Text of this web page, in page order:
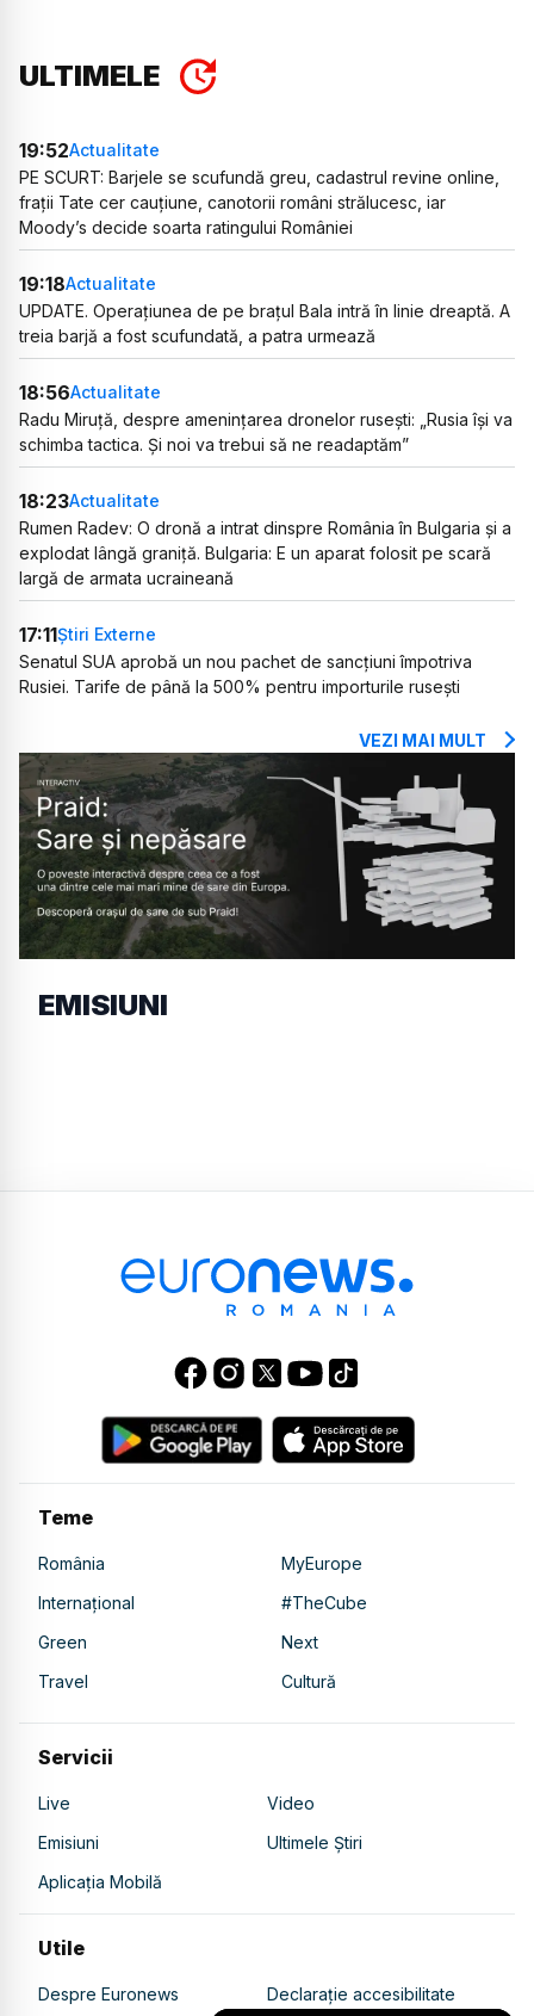
ULTIMELE
19:52Actualitate
PE SCURT: Barjele se scufundă greu, cadastrul revine online,
frații Tate cer cauțiune, canotorii români strălucesc, iar
Moody’s decide soarta ratingului României
19:18Actualitate
UPDATE. Operațiunea de pe brațul Bala intră în linie dreaptă. A
treia barjă a fost scufundată, a patra urmează
18:56Actualitate
Radu Miruță, despre amenințarea dronelor rusești: „Rusia își va
schimba tactica. Și noi va trebui să ne readaptăm”
18:23Actualitate
Rumen Radev: O dronă a intrat dinspre România în Bulgaria și a
explodat lângă graniță. Bulgaria: E un aparat folosit pe scară
largă de armata ucraineană
17:11Știri Externe
Senatul SUA aprobă un nou pachet de sancțiuni împotriva
Rusiei. Tarife de până la 500% pentru importurile rusești
VEZI MAI MULT
EMISIUNI
Teme
România
MyEurope
Internațional
#TheCube
Green
Next
Travel
Cultură
Servicii
Live
Video
Emisiuni
Ultimele Știri
Aplicația Mobilă
Utile
Despre Euronews Declarație accesibilitate